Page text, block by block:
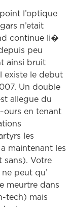
l’optique
n’etait
continue li�
peu
ainsi bruit
existe le debut
Un double
allegue du
en tenant
les
maintenant les
sans). Votre
peut qu’
meurtre dans
tech) mais